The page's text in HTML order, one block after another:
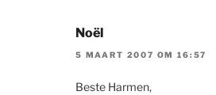
Noël
5 MAART 2007 OM 16:57
Beste Harmen,